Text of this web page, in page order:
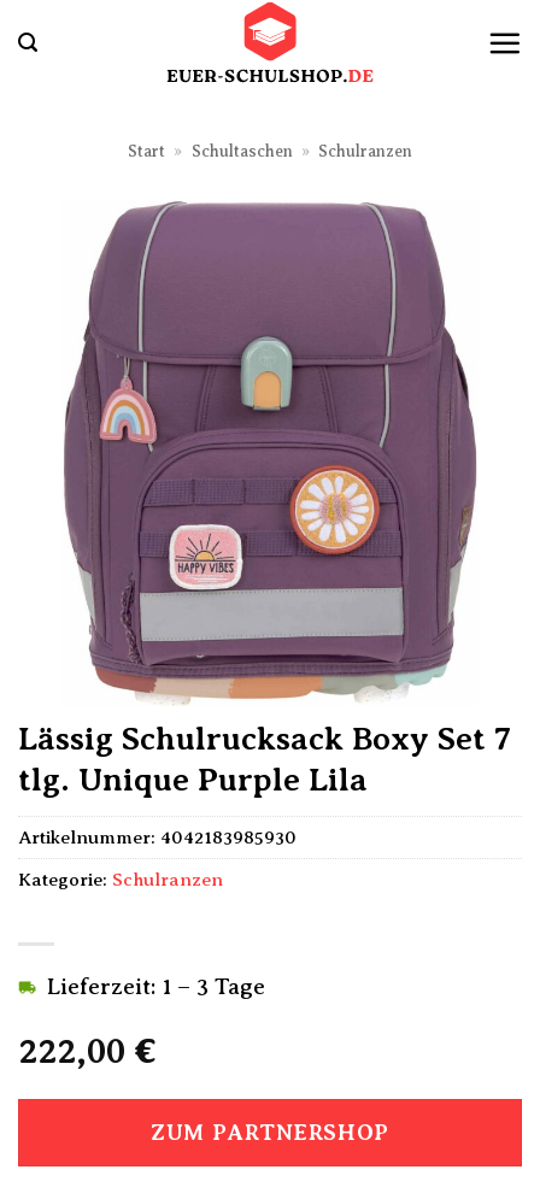
Inhalt
Start » Schultaschen » Schulranzen
Lässig Schulrucksack Boxy Set 7
tlg. Unique Purple Lila
222,00 €
Lieferzeit: 1 – 3 Tage
ZUM PARTNERSHOP
Artikelnummer: 4042183985930
Kategorie: Schulranzen